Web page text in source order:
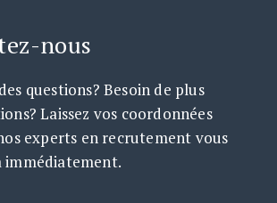
nous
questions? Besoin de plus
Laissez vos coordonnées
experts en recrutement vous
immédiatement.